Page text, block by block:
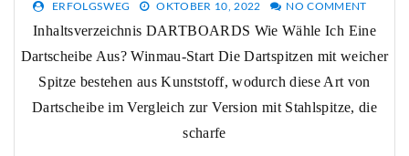
ERFOLGSWEG OKTOBER 10, 2022 NO COMMENT
Inhaltsverzeichnis DARTBOARDS Wie Wähle Ich Eine
Dartscheibe Aus? Winmau-Start Die Dartspitzen mit weicher
Spitze bestehen aus Kunststoff, wodurch diese Art von
Dartscheibe im Vergleich zur Version mit Stahlspitze, die
scharfe